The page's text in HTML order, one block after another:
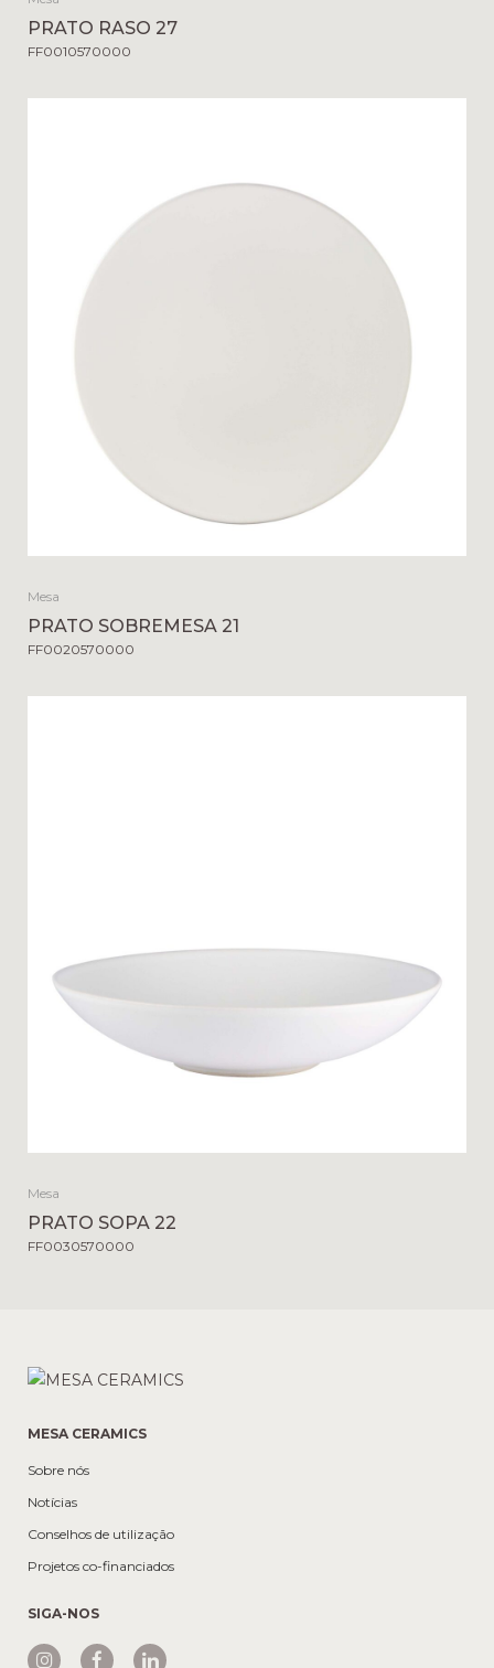
PRATO RASO 27
FF0010570000
Mesa
PRATO SOBREMESA 21
FF0020570000
Mesa
PRATO SOPA 22
FF0030570000
MESA CERAMICS
Sobre nós
Notícias
Conselhos de utilização
Projetos co-financiados
SIGA-NOS